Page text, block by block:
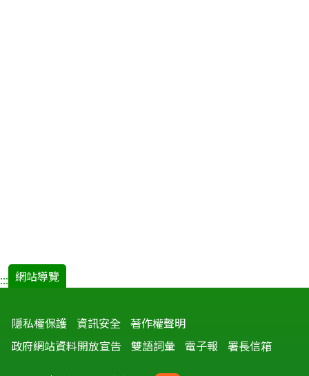
::: 網站導覽
隱私權保護 資訊安全 著作權聲明
政府網站資料開放宣告
雙語詞彙 電子報 署長信箱